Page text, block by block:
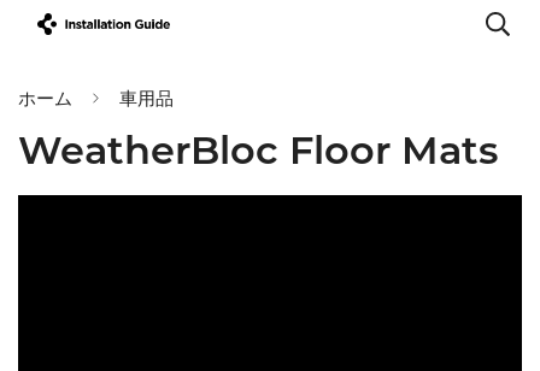
ホーム 車用品
WeatherBloc Floor Mats